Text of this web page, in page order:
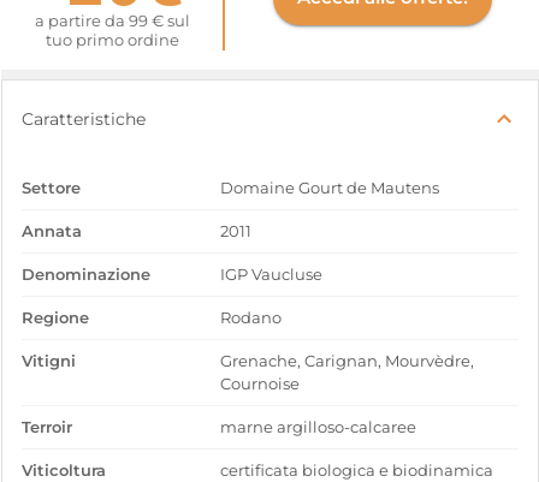
a partire da 99 € sul
tuo primo ordine
Caratteristiche
Settore Domaine Gourt de Mautens
Annata 2011
Denominazione IGP Vaucluse
Regione Rodano
Vitigni
Grenache, Carignan, Mourvèdre,
Cournoise
Terroir marne argilloso-calcaree
Viticoltura certificata biologica e biodinamica